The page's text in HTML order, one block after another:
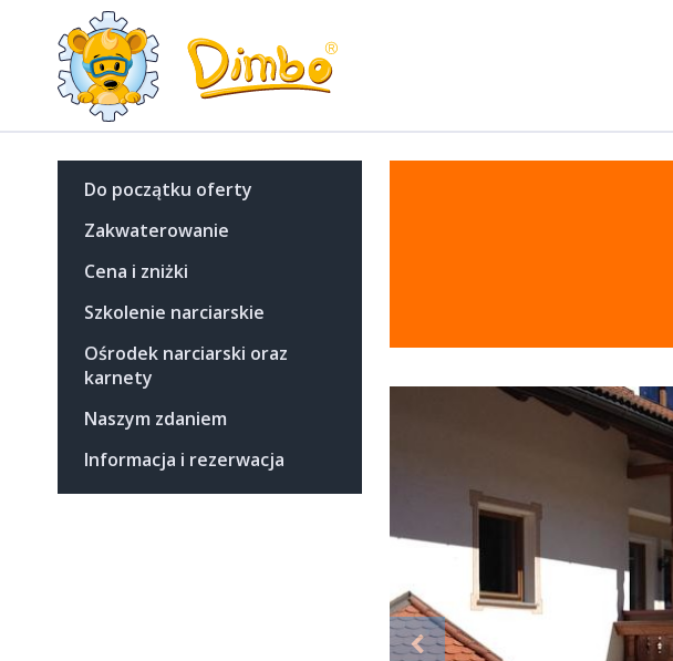
Do początku oferty
Zakwaterowanie
Cena i zniżki
Szkolenie narciarskie
Ośrodek narciarski oraz
karnety
Naszym zdaniem
Informacja i rezerwacja